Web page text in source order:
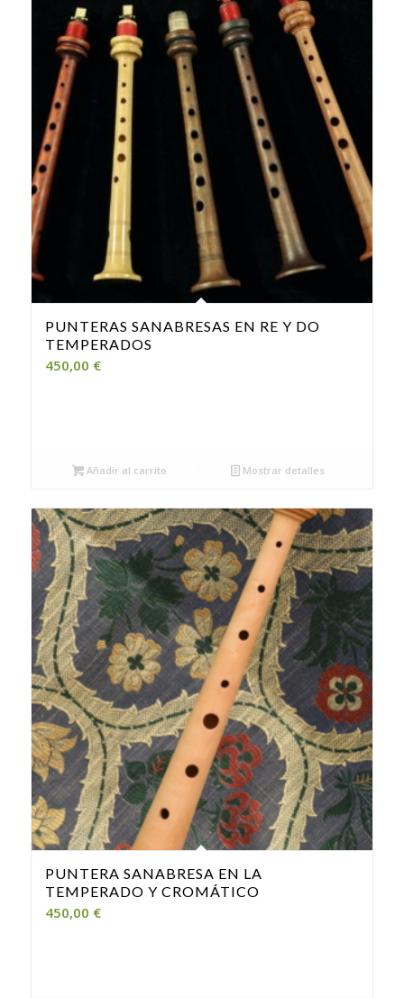
PUNTERAS SANABRESAS EN RE Y DO
TEMPERADOS
450,00 €
Añadir al carrito Mostrar detalles
PUNTERA SANABRESA EN LA
TEMPERADO Y CROMÁTICO
450,00 €